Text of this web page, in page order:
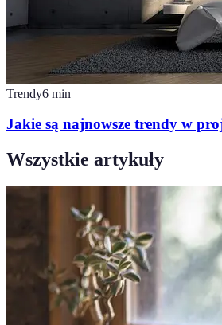
Trendy6 min
Jakie są najnowsze trendy w
Wszystkie artykuły